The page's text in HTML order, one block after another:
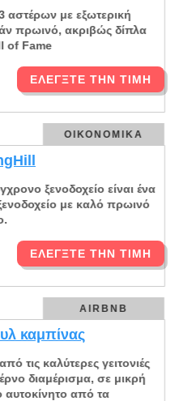
αστέρων με εξωτερική
πρωινό, ακριβώς δίπλα
of Fame
ΕΛΈΓΞΤΕ ΤΗΝ ΤΙΜΉ
ΟΙΚΟΝΟΜΙΚΆ
ξενοδοχείο είναι ένα
με καλό πρωινό
ΕΛΈΓΞΤΕ ΤΗΝ ΤΙΜΉ
AIRBNB
καμπίνας
τις καλύτερες γειτονιές
διαμέρισμα, σε μικρή
από τα